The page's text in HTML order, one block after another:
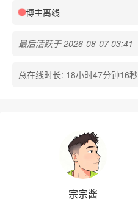
博主离线
最后活跃于 2026-08-07 03:41
总在线时长: 18小时47分钟16秒
宗宗酱